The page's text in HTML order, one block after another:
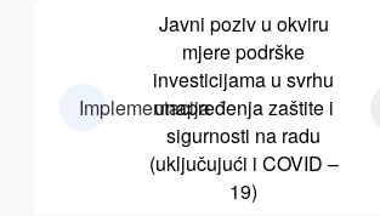
Implementacija
Javni poziv u okviru
mjere podrške
investicijama u svrhu
unapređenja zaštite i
sigurnosti na radu
(uključujući i COVID –
19)